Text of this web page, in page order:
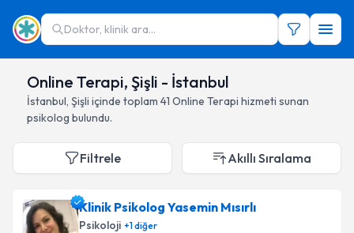
Doktor, klinik ara...
Online Terapi, Şişli - İstanbul
İstanbul, Şişli içinde toplam 41 Online Terapi hizmeti sunan
psikolog bulundu.
Filtrele Akıllı Sıralama
Klinik Psikolog Yasemin Mısırlı
Psikoloji +1diğer